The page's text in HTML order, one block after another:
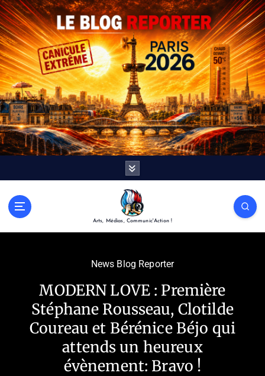
Arts, Médias, Communic'Action !
News Blog Reporter
MODERN LOVE : Première
Stéphane Rousseau, Clotilde
Coureau et Bérénice Béjo qui
attends un heureux
évènement: Bravo !